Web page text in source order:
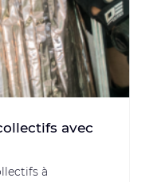
avec
à